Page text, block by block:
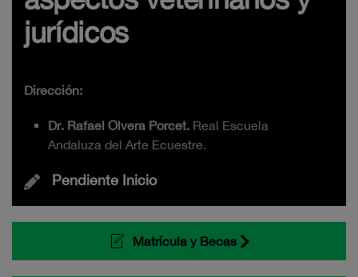
jurídicos
Dirección:
Dr. Rafael Olvera Porcet. Real Escuela
Andaluza del Arte Ecuestre.
Pendiente Inicio
Matrícula y Becas